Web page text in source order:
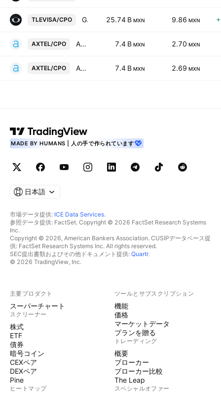
TLEVISA/CPO Grupo Televisa, S.A.B. 25.74 B MXN 9.86 MXN
AXTEL/CPO Axtel SAB de CV Cert.Part.Ord. Repr.7 Shs B 7.4 B MXN 2.70 MXN
AXTEL/CPO Axtel SAB de CV Cert.Part.Ord. Repr.7 Shs B 7.4 B MXN 2.69 MXN
MADE BY HUMANS | 人の手で作られています
日本語
市場データ提供: ICE Data Services.
参照データ提供: FactSet. Copyright © 2026 FactSet Research Systems
Inc.
Copyright © 2026, American Bankers Association. CUSIPデータベース提
供: FactSet Research Systems Inc. All rights reserved.
SEC提出書類およびその他ドキュメント提供: Quartr.
© 2026 TradingView, Inc.
主要プロダクト
スーパーチャート
スクリーナー
株式
ETF
債券
暗号コイン
CEXペア
DEXペア
Pine
ヒートマップ
ツールとサブスクリプション
機能
価格
マーケットデータ
プランを贈る
トレーディング
概要
ブローカー
ブローカー比較
The Leap
スペシャルオファー